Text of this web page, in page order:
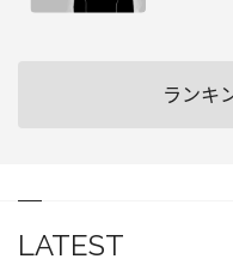
ランキ
LATEST